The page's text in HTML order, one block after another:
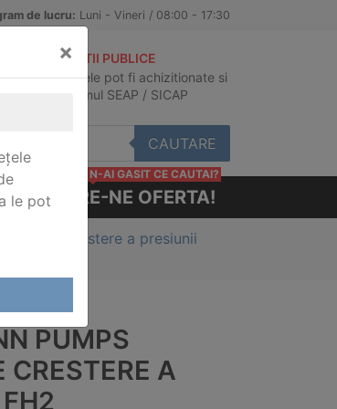
de lucru: Luni - Vineri / 08:00 - 17:30
ACHIZITII PUBLICE
Produsele pot fi achizitionate si
in sistemul SEAP / SICAP
CAUTARE
CERE-NE OFERTA!
N-AI GASIT CE CAUTAI?
de crestere a presiunii
PUMPS
CRESTERE A
×
le pot